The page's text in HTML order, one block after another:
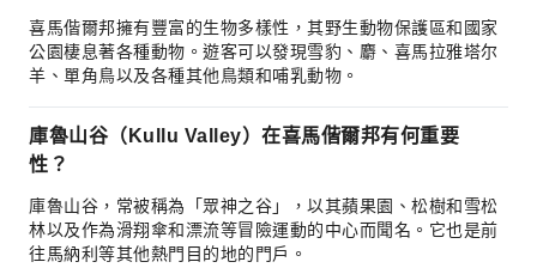
喜馬偕爾邦擁有豐富的生物多樣性，其野生動物保護區和國家
公園棲息著各種動物。遊客可以發現雪豹、麝、喜馬拉雅塔尔
羊、單角鳥以及各種其他鳥類和哺乳動物。
庫魯山谷（Kullu Valley）在喜馬偕爾邦有何重要
性？
庫魯山谷，常被稱為「眾神之谷」，以其蘋果園、松樹和雪松
林以及作為滑翔傘和漂流等冒險運動的中心而聞名。它也是前
往馬納利等其他熱門目的地的門戶。